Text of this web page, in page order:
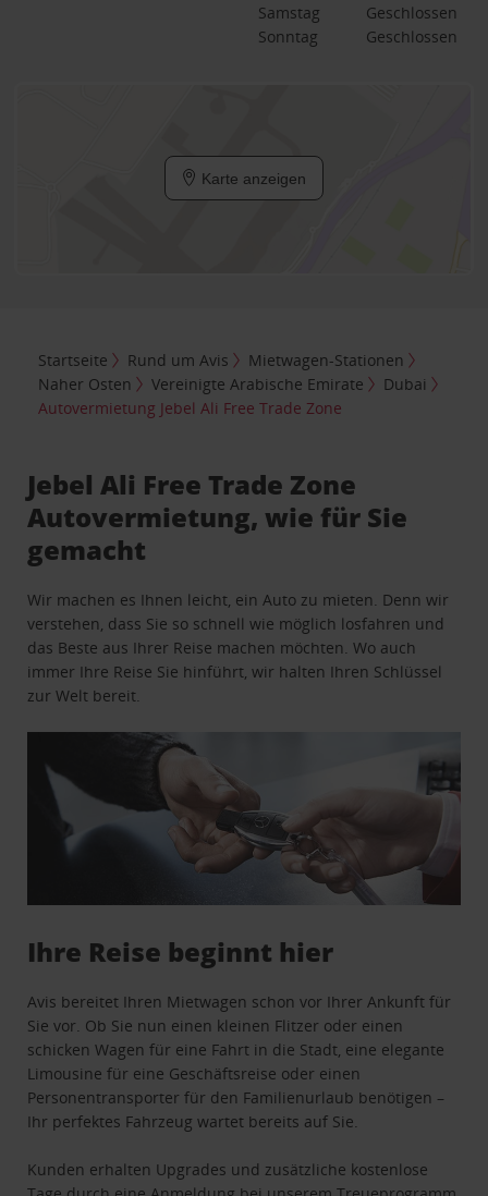
Samstag
Geschlossen
Sonntag
Geschlossen
Karte anzeigen
Startseite Rund um Avis
Mietwagen-Stationen
Naher Osten
Vereinigte Arabische Emirate
Dubai
Autovermietung Jebel Ali Free Trade Zone
Jebel Ali Free Trade Zone
Autovermietung, wie für Sie
gemacht
Wir machen es Ihnen leicht, ein Auto zu mieten. Denn wir
verstehen, dass Sie so schnell wie möglich losfahren und
das Beste aus Ihrer Reise machen möchten. Wo auch
immer Ihre Reise Sie hinführt, wir halten Ihren Schlüssel
zur Welt bereit.
Ihre Reise beginnt hier
Avis bereitet Ihren Mietwagen schon vor Ihrer Ankunft für
Sie vor. Ob Sie nun einen kleinen Flitzer oder einen
schicken Wagen für eine Fahrt in die Stadt, eine elegante
Limousine für eine Geschäftsreise oder einen
Personentransporter für den Familienurlaub benötigen –
Ihr perfektes Fahrzeug wartet bereits auf Sie.
Kunden erhalten Upgrades und zusätzliche kostenlose